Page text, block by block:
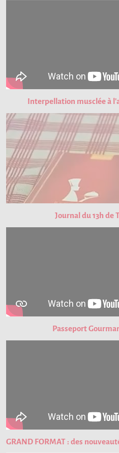
Interpellation musclée à
Journal du 13h de
Passeport